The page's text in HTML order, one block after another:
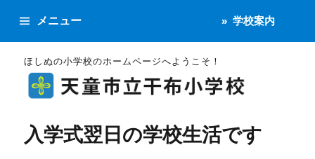
ほしぬの小学校のホームページへようこそ！
メニュー 学校案内
入学式翌日の学校生活です